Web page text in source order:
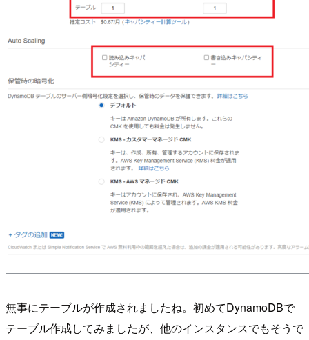
無事にテーブルが作成されましたね。初めてDynamoDBで
テーブル作成してみましたが、他のインスタンスでもそうで